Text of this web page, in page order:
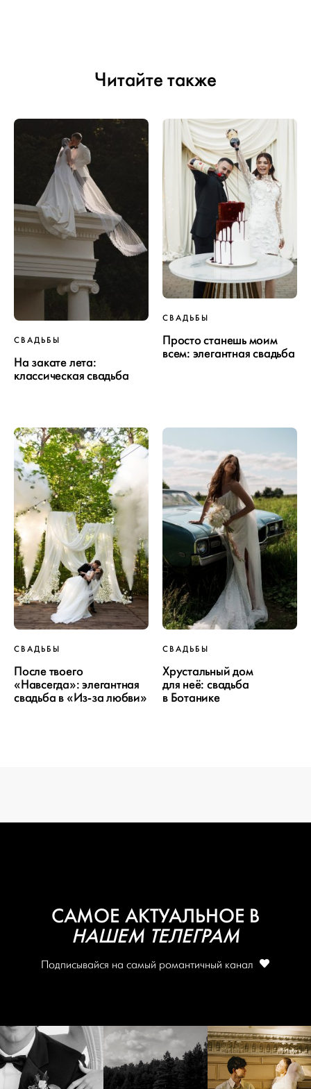
Читайте также
СВАДЬБЫ
На закате лета:
классическая свадьба
СВАДЬБЫ
Просто станешь моим
всем: элегантная свадьба
СВАДЬБЫ
После твоего
«Навсегда»: элегантная
свадьба в «Из-за любви»
СВАДЬБЫ
Хрустальный дом
для неё: свадьба
в Ботанике
ПРОЕКТ
СВАДЬБЫ
ОТ WEDDYWOOD
САМОЕ АКТУАЛЬНОЕ В
НАШЕМ ТЕЛЕГРАМ
Подписывайся на самый романтичный канал